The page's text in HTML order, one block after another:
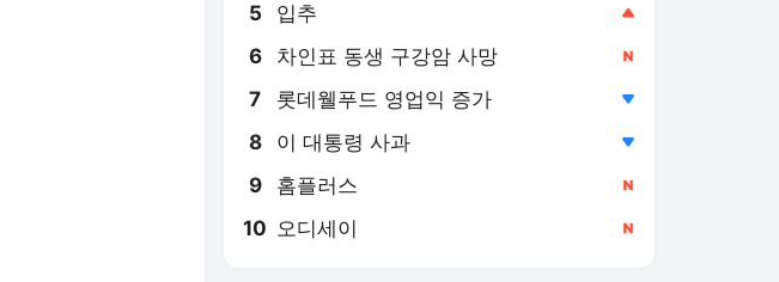
5 입추
6 차인표 동생 구강암 사망
7 롯데웰푸드 영업익 증가
8 이 대통령 사과
9 홈플러스
10 오디세이